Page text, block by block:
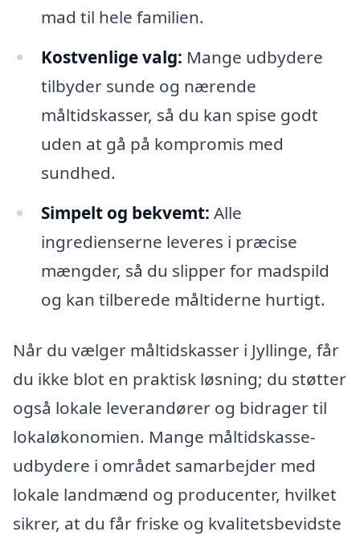
mad til hele familien.
Kostvenlige valg: Mange udbydere
tilbyder sunde og nærende
måltidskasser, så du kan spise godt
uden at gå på kompromis med
sundhed.
Simpelt og bekvemt: Alle
ingredienserne leveres i præcise
mængder, så du slipper for madspild
og kan tilberede måltiderne hurtigt.
Når du vælger måltidskasser i Jyllinge, får
du ikke blot en praktisk løsning; du støtter
også lokale leverandører og bidrager til
lokaløkonomien. Mange måltidskasse-
udbydere i området samarbejder med
lokale landmænd og producenter, hvilket
sikrer, at du får friske og kvalitetsbevidste